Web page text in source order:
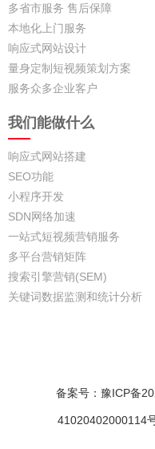
多省市服务 售后保障
本地化上门服务
响应式网站设计
量身定制短视频策划方案
服务众多企业客户
我们能做什么
响应式网站搭建
SEO功能
小程序开发
SDN网络加速
一站式短视频营销服务
多平台营销矩阵
搜索引擎营销(SEM)
关键词数据监测和统计分析
备案号： 豫ICP备
41020402000114